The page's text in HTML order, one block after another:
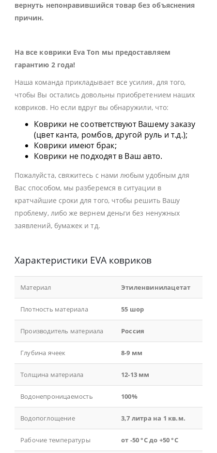
вернуть непонравившийся товар без объяснения
причин.
На все коврики Eva Ton мы предоставляем
гарантию 2 года!
Наша команда прикладывает все усилия, для того,
чтобы Вы остались довольны приобретением наших
ковриков. Но если вдруг вы обнаружили, что:
Коврики не соответствуют Вашему заказу
(цвет канта, ромбов, другой руль и т.д.);
Коврики имеют брак;
Коврики не подходят в Ваш авто.
Пожалуйста, свяжитесь с нами любым удобным для
Вас способом, мы разберемся в ситуации в
кратчайшие сроки для того, чтобы решить Вашу
проблему, либо же вернем деньги без ненужных
заявлений, бумажек и тд.
Характеристики EVA ковриков
Материал Этиленвинилацетат
Плотность материала 55 шор
Производитель материала Россия
Глубина ячеек 8-9 мм
Толщина материала 12-13 мм
Водонепроницаемость 100%
Водопоглощение 3,7 литра на 1 кв.м.
Рабочие температуры от -50 °С до +50 °С